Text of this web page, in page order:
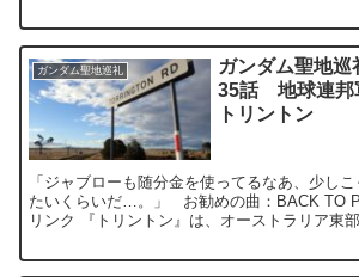
ガンダム聖地巡礼
ガンダム聖地
35話 地球連邦
トリントン
「ジャブローも随分金を使ってるなあ、少し
たいくらいだ…。」 お勧めの曲：BACK TO PARADISE YouTube
リンク 『トリントン』は、オーストラリア東部・ニューサウスウェ